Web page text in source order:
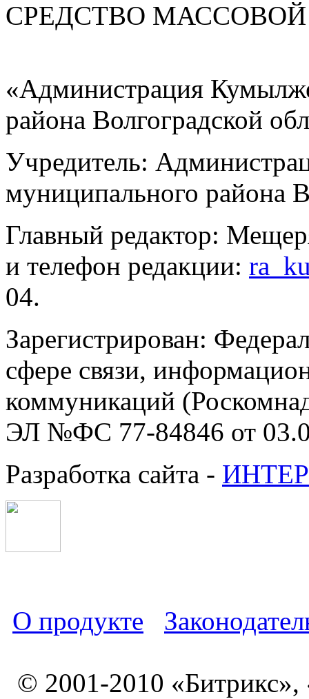
СРЕДСТВО
«Администрация
района Волгоградской
Учредитель:
муниципального района
Главный редактор:
и телефон редакции:
04.
Зарегистрирован:
сфере связи,
коммуникаций
ЭЛ №ФС 77-84846 от
Разработка сайта -
О продукте
© 2001-2010 «Битрикс»,